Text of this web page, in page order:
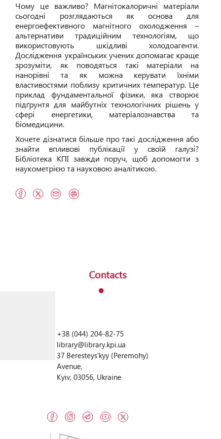
Чому це важливо? Магнітокалоричні матеріали
сьогодні розглядаються як основа для
енергоефективного магнітного охолодження –
альтернативи традиційним технологіям, що
використовують шкідливі холодоагенти.
Дослідження українських учених допомагає краще
зрозуміти, як поводяться такі матеріали на
нанорівні та як можна керувати їхніми
властивостями поблизу критичних температур. Це
приклад фундаментальної фізики, яка створює
підґрунтя для майбутніх технологічних рішень у
сфері енергетики, матеріалознавства та
біомедицини.
Хочете дізнатися більше про такі дослідження або
знайти впливові публікації у своїй галузі?
Бібліотека КПІ завжди поруч, щоб допомогти з
наукометрією та науковою аналітикою.
Contacts
+38 (044) 204-82-75
library@library.kpi.ua
37 Beresteysʹkyy (Peremohy)
Avenue,
Kyiv, 03056, Ukraine